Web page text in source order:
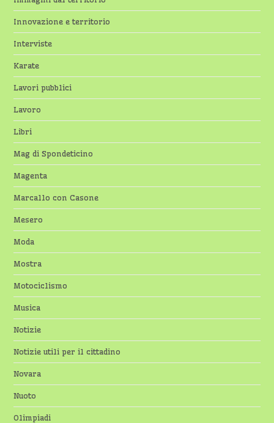
Innovazione e territorio
Interviste
Karate
Lavori pubblici
Lavoro
Libri
Mag di Spondeticino
Magenta
Marcallo con Casone
Mesero
Moda
Mostra
Motociclismo
Musica
Notizie
Notizie utili per il cittadino
Novara
Nuoto
Olimpiadi